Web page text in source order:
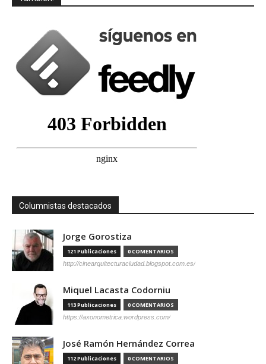
Columnistas destacados
Jorge Gorostiza
121 Publicaciones 0 COMENTARIOS
http://cinearquitecturaciudad.blogspot.com.es/
Miquel Lacasta Codorniu
113 Publicaciones 0 COMENTARIOS
https://axonometrica.wordpress.com/
José Ramón Hernández Correa
112 Publicaciones 0 COMENTARIOS